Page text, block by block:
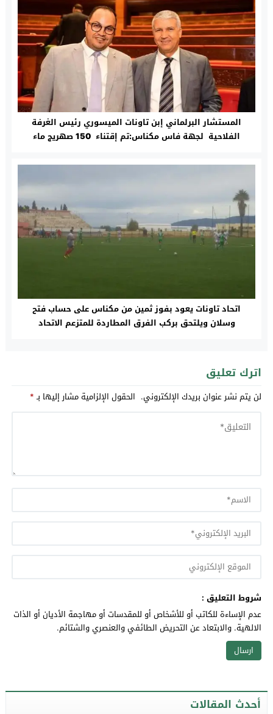
المستشار البرلماني إبن تاونات الميسوري رئيس الغرفة
الفلاحية لجهة فاس مكناس:تم إقتناء 150 صهريج ماء
اتحاد تاونات يعود بفوز ثمين من مكناس على حساب فتح
وسلان ويلتحق بركب الفرق المطاردة للمتزعم الاتحاد
اترك تعليق
لن يتم نشر عنوان بريدك الإلكتروني. الحقول الإلزامية مشار إليها بـ*
شروط التعليق :
عدم الإساءة للكاتب أو للأشخاص أو للمقدسات أو مهاجمة الأديان أو الذات
الالهية. والابتعاد عن التحريض الطائفي والعنصري والشتائم.
أحدث المقالات